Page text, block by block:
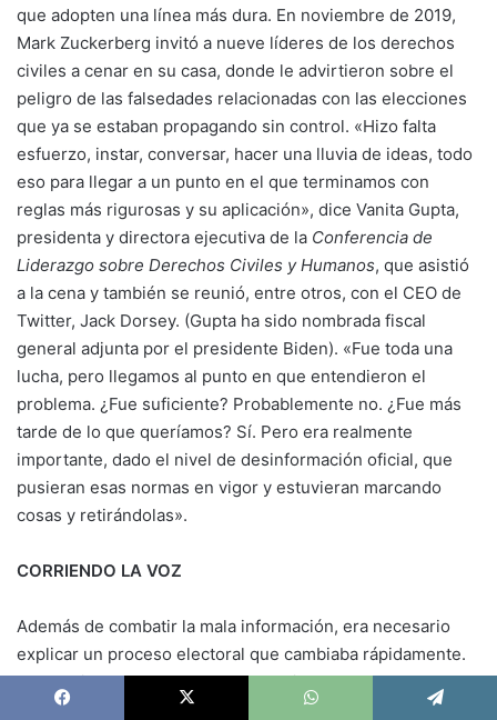
que adopten una línea más dura. En noviembre de 2019,
Mark Zuckerberg invitó a nueve líderes de los derechos
civiles a cenar en su casa, donde le advirtieron sobre el
peligro de las falsedades relacionadas con las elecciones
que ya se estaban propagando sin control. «Hizo falta
esfuerzo, instar, conversar, hacer una lluvia de ideas, todo
eso para llegar a un punto en el que terminamos con
reglas más rigurosas y su aplicación», dice Vanita Gupta,
presidenta y directora ejecutiva de la Conferencia de
Liderazgo sobre Derechos Civiles y Humanos, que asistió
a la cena y también se reunió, entre otros, con el CEO de
Twitter, Jack Dorsey. (Gupta ha sido nombrada fiscal
general adjunta por el presidente Biden). «Fue toda una
lucha, pero llegamos al punto en que entendieron el
problema. ¿Fue suficiente? Probablemente no. ¿Fue más
tarde de lo que queríamos? Sí. Pero era realmente
importante, dado el nivel de desinformación oficial, que
pusieran esas normas en vigor y estuvieran marcando
cosas y retirándolas».
CORRIENDO LA VOZ
Además de combatir la mala información, era necesario
explicar un proceso electoral que cambiaba rápidamente.
Era crucial que los votantes entendieran que, a pesar de lo
que decía Trump, los votos por correo no eran